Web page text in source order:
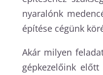
nyaralónk
építése cégünk
Akár milyen
gépkezelőink